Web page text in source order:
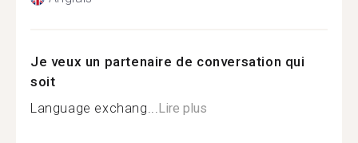
Je veux un partenaire de conversation qui
soit
Language exchang...Lire plus